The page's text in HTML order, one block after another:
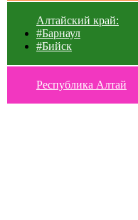
Алтайский край:
#Барнаул
#Бийск
Республика Алтай